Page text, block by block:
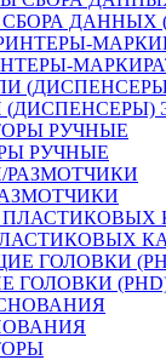
ДАННЫХ
(ДИСПЕНСЕРЫ)
РУЧНЫЕ
ГОЛОВКИ